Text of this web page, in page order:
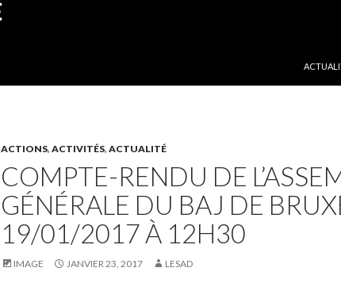
ACTIONS, ACTIVITÉS, ACTUALITÉ
COMPTE-RENDU DE
GÉNÉRALE DU BAJ DE
19/01/2017 À 12H30
IMAGE JANVIER 23, 2017 LESAD